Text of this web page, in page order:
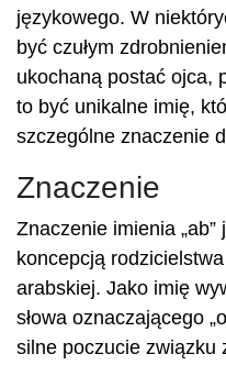
językowego. W
być czułym
ukochaną postać ojca,
to być unikalne imię,
szczególne znaczenie
Znaczenie
Znaczenie imienia
koncepcją
arabskiej. Jako imię
słowa oznaczającego
silne poczucie związku